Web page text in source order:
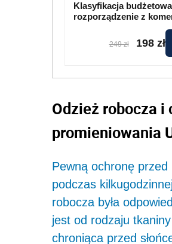
Klasyfikacja
rozporządzenie z
249 zł 198 zł
Odzież robocza i
promieniowania
Pewną ochronę
podczas
robocza była
jest od rodzaju
chroniąca przed